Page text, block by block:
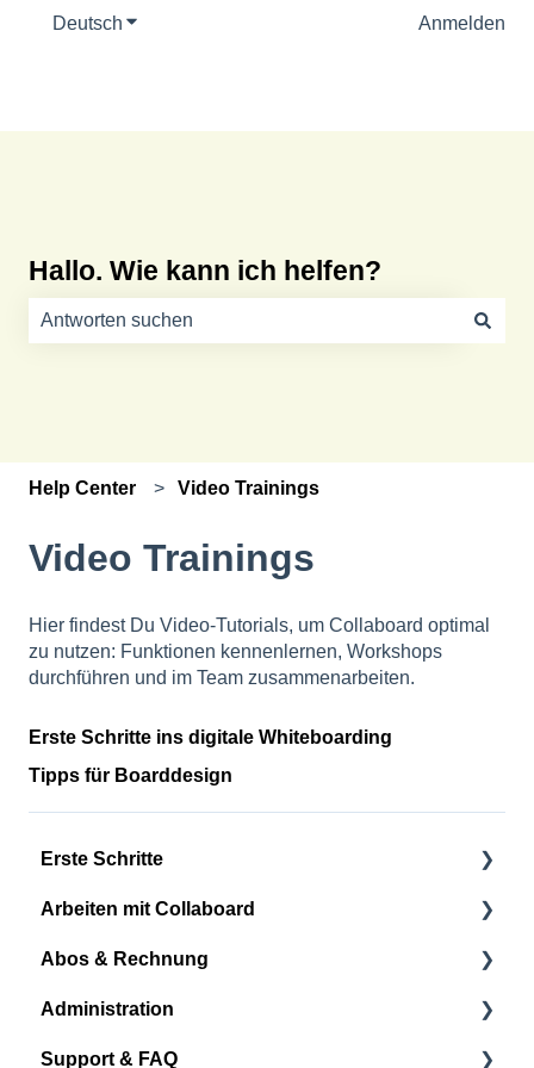
Deutsch Untermenü für Übersetzungen anzeigenAnmelden
Hallo. Wie kann ich helfen?
Help Center Video Trainings
Video Trainings
Hier findest Du Video-Tutorials, um Collaboard optimal
zu nutzen: Funktionen kennenlernen, Workshops
durchführen und im Team zusammenarbeiten.
Erste Schritte ins digitale Whiteboarding
Tipps für Boarddesign
Erste Schritte
Registrierung / Anmelden
Starte mit deinem ersten Projekt
Arbeiten mit Collaboard
Whiteboard Navigation
Standard Objekt Optionen
Karten
Abos & Rechnung
Abos
Administration
Account Administration
Support & FAQ